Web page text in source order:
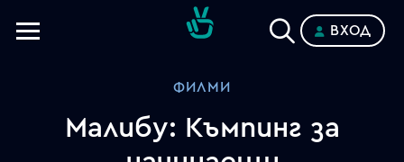
ВХОД
ФИЛМИ
Малибу: Къмпинг за